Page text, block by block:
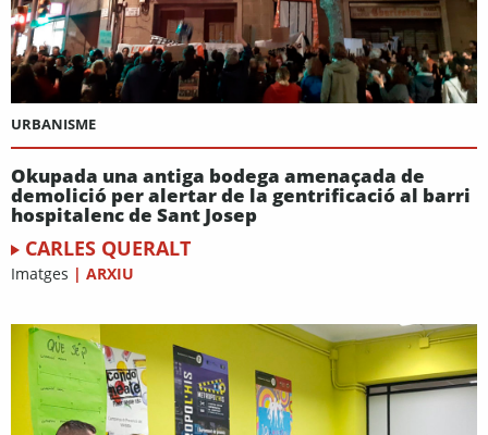
URBANISME
Okupada una antiga bodega amenaçada de
demolició per alertar de la gentrificació al barri
hospitalenc de Sant Josep
CARLES QUERALT
Imatges | ARXIU